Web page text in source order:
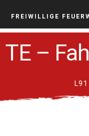
FREIWILLIGE
TE –
L91